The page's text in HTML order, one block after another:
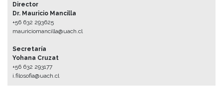
Director
Dr. Mauricio Mancilla
+56 632 293625
mauriciomancilla@uach.cl
Secretaría
Yohana Cruzat
+56 632 293177
i.filosofia@uach.cl